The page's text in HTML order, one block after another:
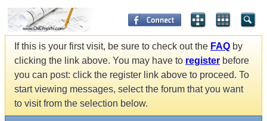
If this is your first visit, be sure to check out the FAQ by
clicking the link above. You may have to register before
you can post: click the register link above to proceed. To
start viewing messages, select the forum that you want
to visit from the selection below.